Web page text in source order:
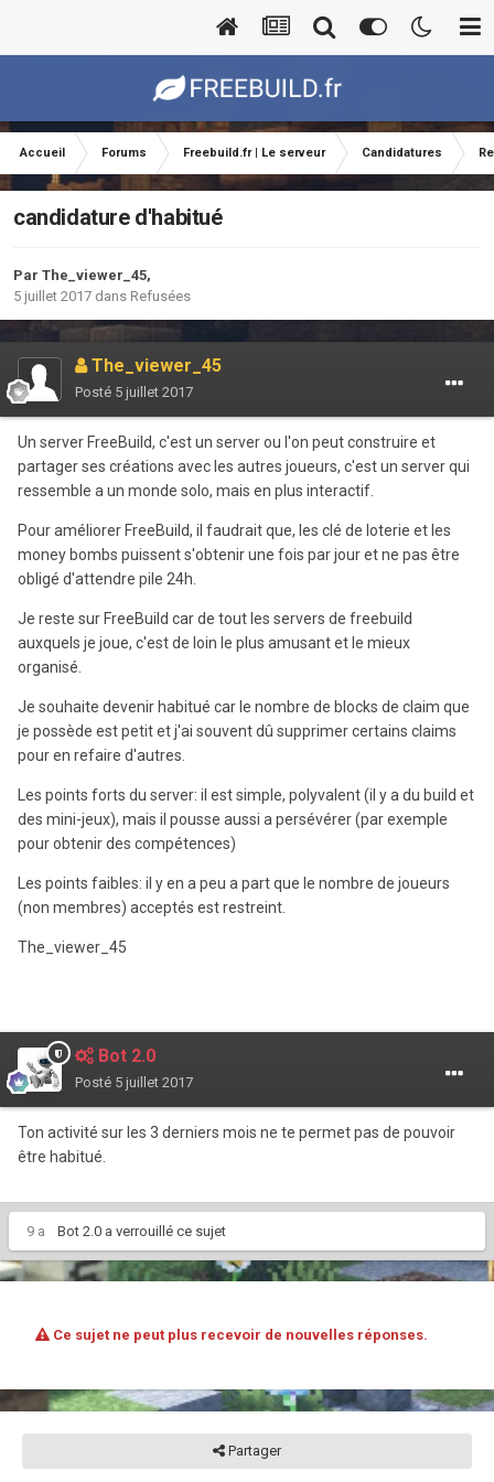
Accueil Forums Freebuild.fr | Le serveur Candidatures
candidature d'habitué
Par The_viewer_45,
5 juillet 2017 dans Refusées
The_viewer_45
Posté 5 juillet 2017
Un server FreeBuild, c'est un server ou l'on peut construire et
partager ses créations avec les autres joueurs, c'est un server qui
ressemble a un monde solo, mais en plus interactif.
Pour améliorer FreeBuild, il faudrait que, les clé de loterie et les
money bombs puissent s'obtenir une fois par jour et ne pas être
obligé d'attendre pile 24h.
Je reste sur FreeBuild car de tout les servers de freebuild
auxquels je joue, c'est de loin le plus amusant et le mieux
organisé.
Je souhaite devenir habitué car le nombre de blocks de claim que
je possède est petit et j'ai souvent dû supprimer certains claims
pour en refaire d'autres.
Les points forts du server: il est simple, polyvalent (il y a du build et
des mini-jeux), mais il pousse aussi a persévérer (par exemple
pour obtenir des compétences)
Les points faibles: il y en a peu a part que le nombre de joueurs
(non membres) acceptés est restreint.
The_viewer_45
Bot 2.0
Posté 5 juillet 2017
Ton activité sur les 3 derniers mois ne te permet pas de pouvoir
être habitué.
9 a Bot 2.0 a verrouillé ce sujet
Ce sujet ne peut plus recevoir de nouvelles réponses.
Partager